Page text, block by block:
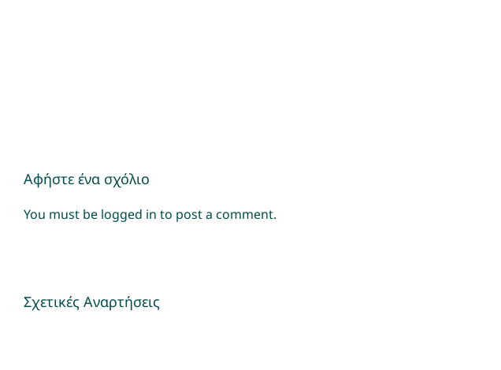
Αφήστε ένα σχόλιο
You must be logged in to post a comment.
Σχετικές Αναρτήσεις